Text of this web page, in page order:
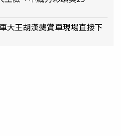
王胡漢龑賞車現場直接下